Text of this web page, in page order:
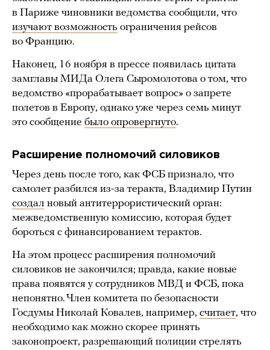
в Париже чиновники ведомства сообщили, что
изучают возможность ограничения рейсов
во Францию.
Наконец, 16 ноября в прессе появилась цитата
замглавы МИДа Олега Сыромолотова о том, что
ведомство «прорабатывает вопрос» о запрете
полетов в Европу, однако уже через семь минут
это сообщение было опровергнуто.
Расширение полномочий силовиков
Через день после того, как ФСБ признало, что
самолет разбился из-за теракта, Владимир Путин
создал новый антитеррористический орган:
межведомственную комиссию, которая будет
бороться с финансированием терактов.
На этом процесс расширения полномочий
силовиков не закончился; правда, какие новые
права появятся у сотрудников МВД и ФСБ, пока
непонятно. Член комитета по безопасности
Госдумы Николай Ковалев, например, считает, что
необходимо как можно скорее принять
законопроект, разрешающий полиции стрелять